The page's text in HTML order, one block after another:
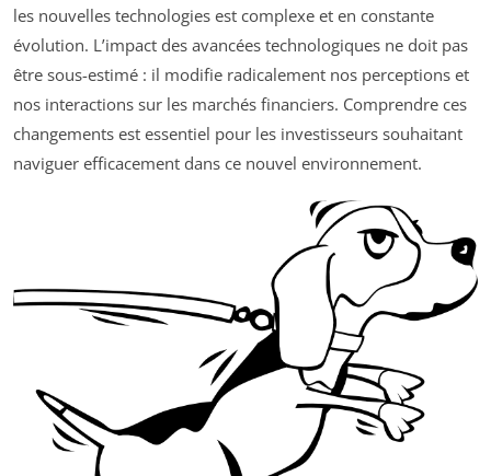
les nouvelles technologies est complexe et en constante
évolution. L’impact des avancées technologiques ne doit pas
être sous-estimé : il modifie radicalement nos perceptions et
nos interactions sur les marchés financiers. Comprendre ces
changements est essentiel pour les investisseurs souhaitant
naviguer efficacement dans ce nouvel environnement.